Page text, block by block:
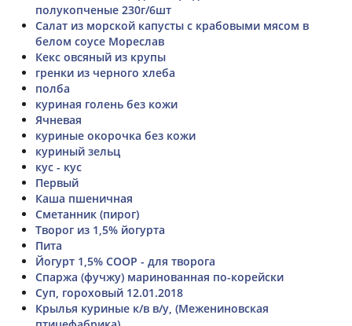
полукопченые 230г/6шт
Салат из морской капусты с крабовыми мясом в
белом соусе Мореслав
Кекс овсяный из крупы
гренки из черного хлеба
полба
куриная голень без кожи
Ячневая
куриные окорочка без кожи
куриный зельц
кус - кус
Первый
Каша пшеничная
Сметанник (пирог)
Творог из 1,5% йогурта
Пита
Йогурт 1,5% СООР - для творога
Спаржа (фучжу) маринованная по-корейски
Суп, гороховый 12.01.2018
Крылья куриные к/в в/у, (Межениновская